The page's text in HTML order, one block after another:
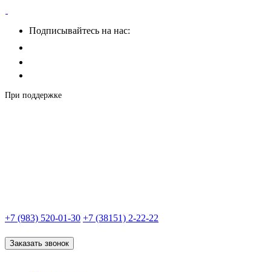
Подписывайтесь на нас:
При поддержке
+7 (983) 520-01-30 +7 (38151) 2-22-22
Заказать звонок